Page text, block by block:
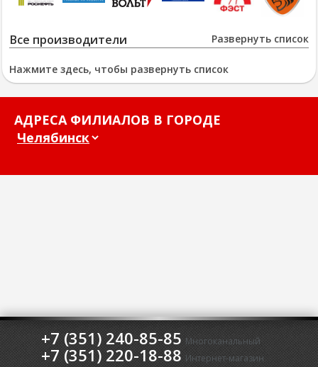
Развернуть список
Все производители
Нажмите здесь, чтобы развернуть список
АДРЕСА ФИЛИАЛОВ В ГОРОДЕ
+7 (351) 240-85-85 Многоканальный
+7 (351) 220-18-88 Интернет-магазин